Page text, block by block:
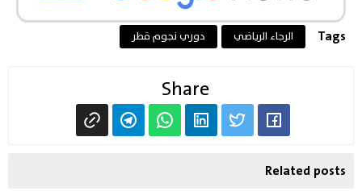
Tags الرجاء الرياضي دوري نجوم قطر
Share
Related posts